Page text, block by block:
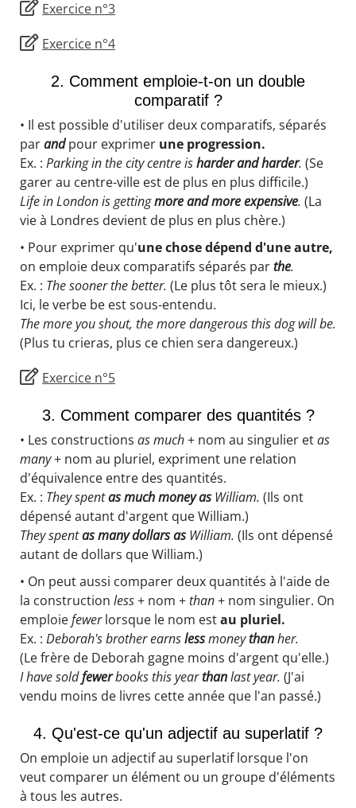
Exercice n°3
Exercice n°4
2. Comment emploie-t-on un double
comparatif ?
• Il est possible d'utiliser deux comparatifs, séparés
parand pour exprimer une progression.
Ex. : Parking in the city centre isharder and harder. (Se
garer au centre-ville est de plus en plus difficile.)
Life in London is gettingmore and more expensive. (La
vie à Londres devient de plus en plus chère.)
• Pour exprimer qu'une chose dépend d'une autre,
on emploie deux comparatifs séparés parthe.
Ex. : The sooner the better. (Le plus tôt sera le mieux.)
Ici, le verbe be est sous-entendu.
The more you shout, the more dangerous this dog will be.
(Plus tu crieras, plus ce chien sera dangereux.)
Exercice n°5
3. Comment comparer des quantités ?
• Les constructions as much+ nom au singulier etas
many+ nom au pluriel, expriment une relation
d'équivalence entre des quantités.
Ex. : They spentas much money asWilliam. (Ils ont
dépensé autant d'argent que William.)
They spentas many dollars asWilliam. (Ils ont dépensé
autant de dollars que William.)
• On peut aussi comparer deux quantités à l'aide de
la construction less+ nom +than+ nom singulier. On
emploiefewerlorsque le nom estau pluriel.
Ex. : Deborah's brother earnslessmoneythanher.
(Le frère de Deborah gagne moins d'argent qu'elle.)
I have soldfewerbooks this yearthanlast year. (J'ai
vendu moins de livres cette année que l'an passé.)
4. Qu'est-ce qu'un adjectif au superlatif ?
On emploie un adjectif au superlatif lorsque l'on
veut comparer un élément ou un groupe d'éléments
à tous les autres.